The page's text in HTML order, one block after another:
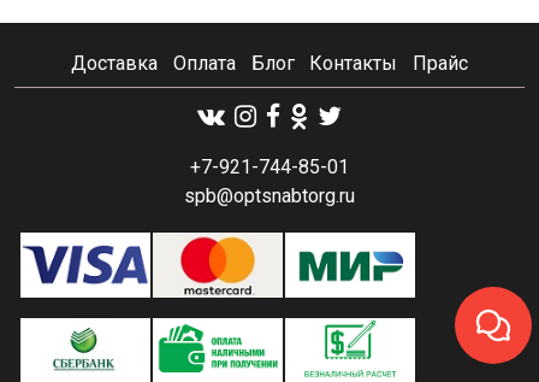
Доставка Оплата Блог Контакты Прайс
+7-921-744-85-01
spb@optsnabtorg.ru